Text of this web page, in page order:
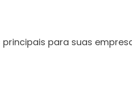
para suas